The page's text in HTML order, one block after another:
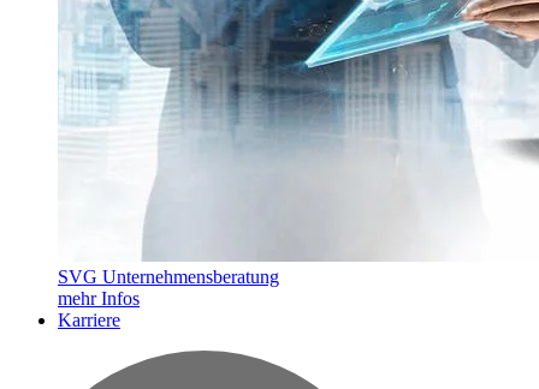
SVG Unternehmensberatung
mehr Infos
Karriere